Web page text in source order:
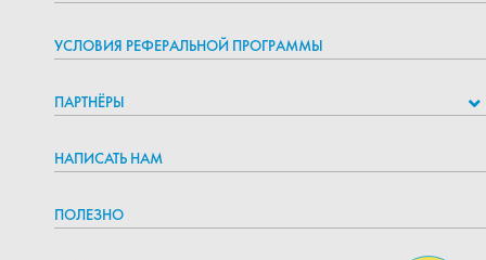
УСЛОВИЯ РЕФЕРАЛЬНОЙ ПРОГРАММЫ
ПАРТНЁРЫ
НАПИСАТЬ НАМ
ПОЛЕЗНО